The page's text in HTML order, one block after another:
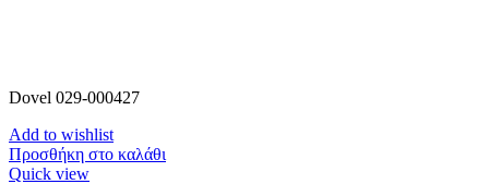
Dovel 029-000427
Add to wishlist
Προσθήκη στο καλάθι
Quick view